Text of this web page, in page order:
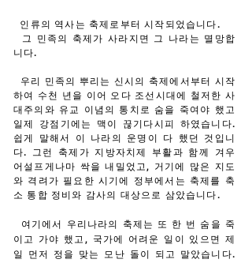
인류의 역사는 축제로부터 시작되었습니다.
그 민족의 축제가 사라지면 그 나라는 멸망합
니다.
우리 민족의 뿌리는 신시의 축제에서부터 시작
하여 수천 년을 이어 오다 조선시대에 철저한 사
대주의와 유교 이념의 통치로 숨을 죽여야 했고
일제 강점기에는 맥이 끊기다시피 하였습니다.
쉽게 말해서 이 나라의 운명이 다 했던 것입니
다. 그런 축제가 지방자치제 부활과 함께 겨우
어설프게나마 싹을 내밀었고, 거기에 많은 지도
와 격려가 필요한 시기에 정부에서는 축제를 축
소 통합 정비와 감사의 대상으로 삼았습니다.
여기에서 우리나라의 축제는 또 한 번 숨을 죽
이고 가야 했고, 국가에 어려운 일이 있으면 제
일 먼저 정을 맞는 모난 돌이 되고 말았습니다.